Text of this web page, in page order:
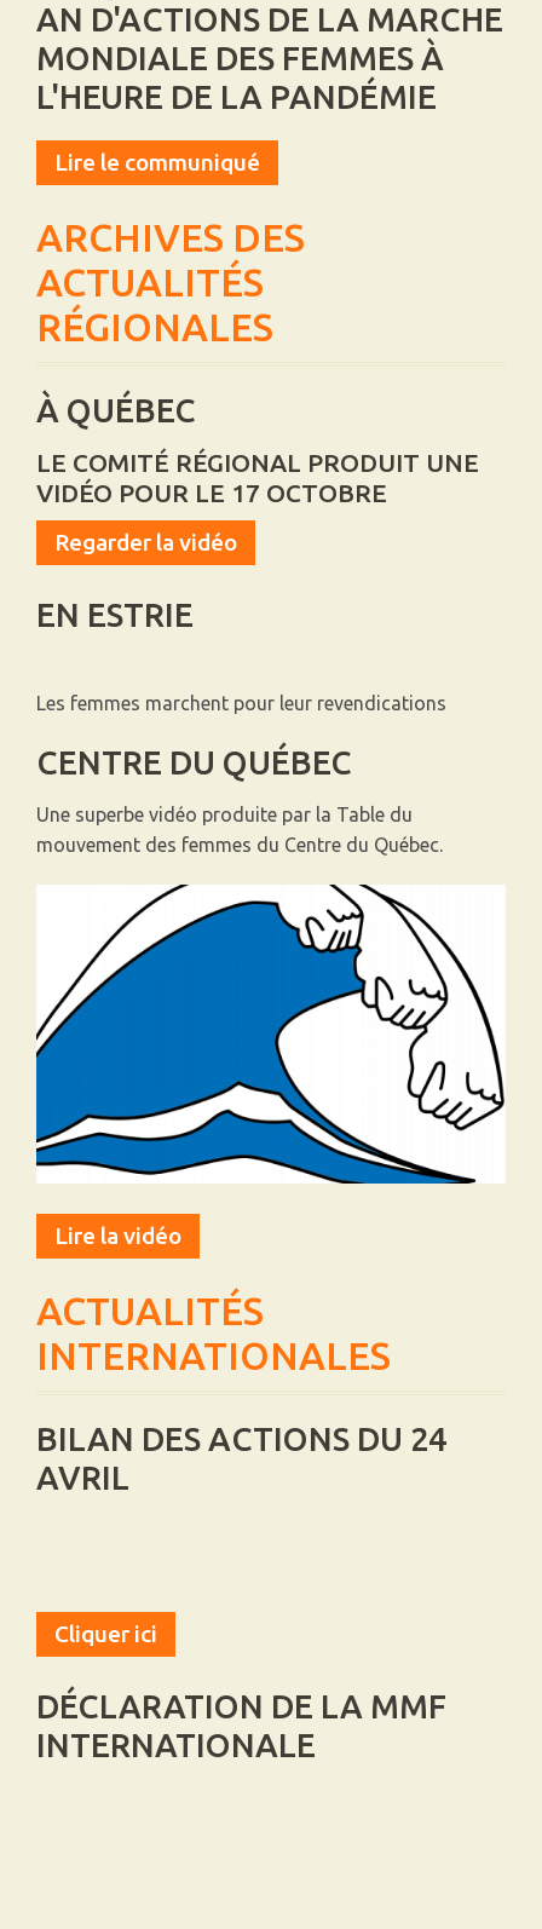
AN D'ACTIONS DE LA MARCHE
MONDIALE DES FEMMES À
L'HEURE DE LA PANDÉMIE
Lire le communiqué
ARCHIVES DES
ACTUALITÉS
RÉGIONALES
À QUÉBEC
LE COMITÉ RÉGIONAL PRODUIT UNE
VIDÉO POUR LE 17 OCTOBRE
Regarder la vidéo
EN ESTRIE
Les femmes marchent pour leur revendications
CENTRE DU QUÉBEC
Une superbe vidéo produite par la Table du
mouvement des femmes du Centre du Québec.
Lire la vidéo
ACTUALITÉS
INTERNATIONALES
BILAN DES ACTIONS DU 24
AVRIL
Cliquer ici
DÉCLARATION DE LA MMF
INTERNATIONALE